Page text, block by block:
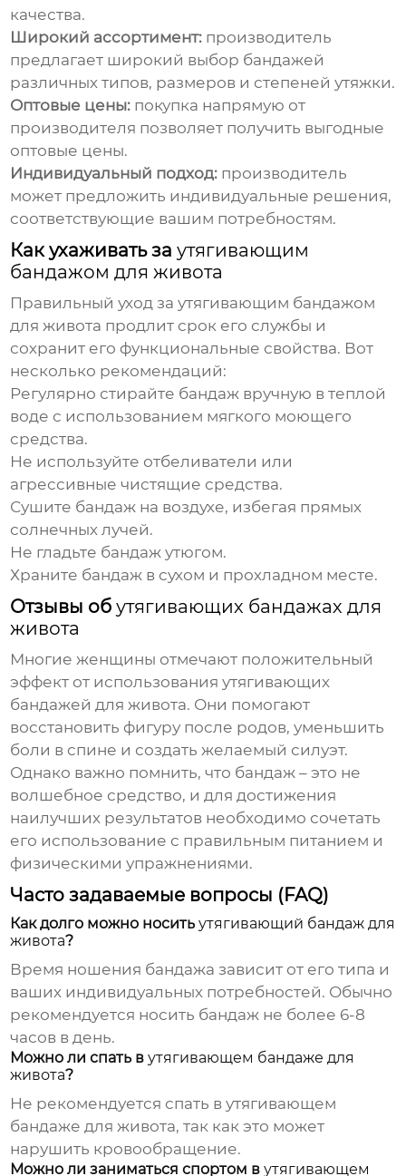
качества.
Широкий ассортимент: производитель
предлагает широкий выбор бандажей
различных типов, размеров и степеней утяжки.
Оптовые цены: покупка напрямую от
производителя позволяет получить выгодные
оптовые цены.
Индивидуальный подход: производитель
может предложить индивидуальные решения,
соответствующие вашим потребностям.
Как ухаживать заутягивающим
бандажом для живота
Правильный уход заутягивающим бандажом
для живота продлит срок его службы и
сохранит его функциональные свойства. Вот
несколько рекомендаций:
Регулярно стирайте бандаж вручную в теплой
воде с использованием мягкого моющего
средства.
Не используйте отбеливатели или
агрессивные чистящие средства.
Сушите бандаж на воздухе, избегая прямых
солнечных лучей.
Не гладьте бандаж утюгом.
Храните бандаж в сухом и прохладном месте.
Отзывы обутягивающих бандажах для
живота
Многие женщины отмечают положительный
эффект от использованияутягивающих
бандажей для живота. Они помогают
восстановить фигуру после родов, уменьшить
боли в спине и создать желаемый силуэт.
Однако важно помнить, что бандаж – это не
волшебное средство, и для достижения
наилучших результатов необходимо сочетать
его использование с правильным питанием и
физическими упражнениями.
Часто задаваемые вопросы (FAQ)
Как долго можно носитьутягивающий бандаж для
живота?
Время ношения бандажа зависит от его типа и
ваших индивидуальных потребностей. Обычно
рекомендуется носить бандаж не более 6-8
часов в день.
Можно ли спать вутягивающем бандаже для
живота?
Не рекомендуется спать вутягивающем
бандаже для живота, так как это может
нарушить кровообращение.
Можно ли заниматься спортом вутягивающем